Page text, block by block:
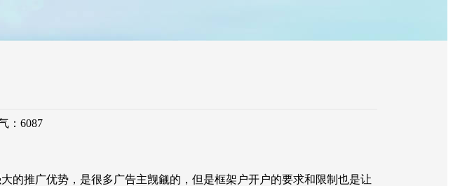
： 6087
推广优势，是很多广告主觊觎的，但是框架户开户的要求和限制也是让